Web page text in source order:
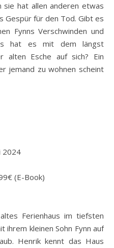
sie hat allen anderen etwas
Gespür für den Tod. Gibt es
Fynns Verschwinden und
hat es mit dem längst
alten Esche auf sich? Ein
jemand zu wohnen scheint
2024
(E-Book)
Ferienhaus im tiefsten
ihrem kleinen Sohn Fynn auf
Henrik kennt das Haus